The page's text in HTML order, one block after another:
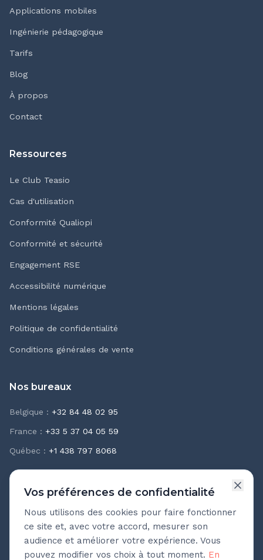
Applications mobiles
Ingénierie pédagogique
Tarifs
Blog
À propos
Contact
Ressources
Le Club Teasio
Cas d'utilisation
Conformité Qualiopi
Conformité et sécurité
Engagement RSE
Accessibilité numérique
Mentions légales
Politique de confidentialité
Conditions générales de vente
Nos bureaux
Belgique : +32 84 48 02 95
France : +33 5 37 04 05 59
Québec : +1 438 797 8068
Newsletter Teasio
Recevez chaque mois nos meilleures pratiques
d'accompagnement.
Vos préférences de confidentialité
Nous utilisons des cookies pour faire fonctionner
ce site et, avec votre accord, mesurer son
audience et améliorer votre expérience. Vous
pouvez modifier vos choix à tout moment. En